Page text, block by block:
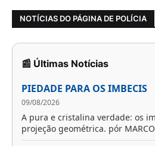
NOTÍCIAS DO PÁGINA DE POLÍCIA
📰 Últimas Notícias
PIEDADE PARA OS IMBECIS
09/08/2026
A pura e cristalina verdade: os
projeção geométrica. pór MARCO